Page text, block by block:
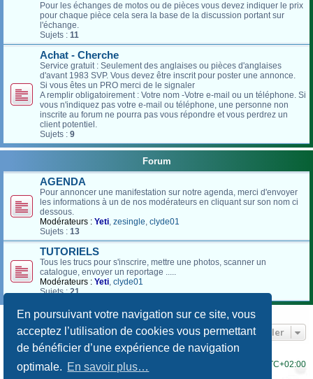
En poursuivant votre navigation sur ce site, vous
acceptez l’utilisation de cookies vous permettant
de bénéficier d’une expérience de navigation
optimale. En savoir plus…
Pour les échanges de motos ou de pièces vous devez indiquer le prix
pour chaque pièce cela sera la base de la discussion portant sur
l'échange.
Sujets : 11
Achat - Cherche
Service gratuit : Seulement des anglaises ou pièces d'anglaises
d'avant 1983 SVP. Vous devez être inscrit pour poster une annonce.
Si vous êtes un PRO merci de le signaler
A remplir obligatoirement : Votre nom -Votre e-mail ou un téléphone. Si
vous n'indiquez pas votre e-mail ou téléphone, une personne non
inscrite au forum ne pourra pas vous répondre et vous perdrez un
client potentiel.
Sujets : 9
Forum
AGENDA
Pour annoncer une manifestation sur notre agenda, merci d'envoyer
les informations à un de nos modérateurs en cliquant sur son nom ci
dessous.
Modérateurs : Yeti, zesingle, clyde01
Sujets : 13
TUTORIELS
Tous les trucs pour s'inscrire, mettre une photos, scanner un
catalogue, envoyer un reportage .....
Modérateurs : Yeti, clyde01
Sujets :21
Aller
Accueil du forum UTC+02:00